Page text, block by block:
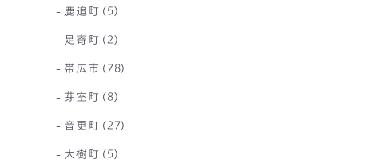
鹿追町 (5)
足寄町 (2)
帯広市 (78)
芽室町 (8)
音更町 (27)
大樹町 (5)